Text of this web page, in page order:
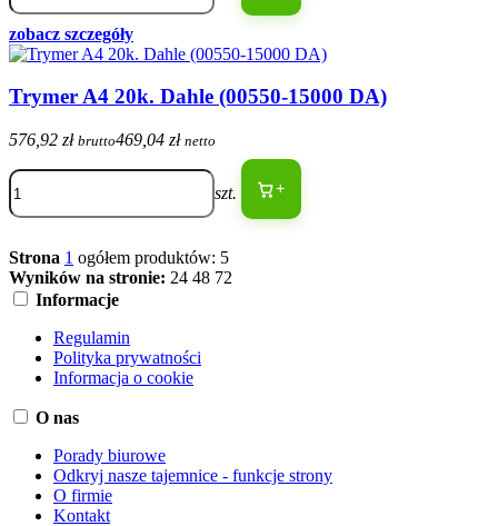
zobacz szczegóły
Trymer A4 20k. Dahle (00550-15000 DA)
576,92 zł brutto469,04 zł netto
szt. +
Strona 1 ogółem produktów: 5
Wyników na stronie: 24 48 72
Informacje
Regulamin
Polityka prywatności
Informacja o cookie
O nas
Porady biurowe
Odkryj nasze tajemnice - funkcje strony
O firmie
Kontakt